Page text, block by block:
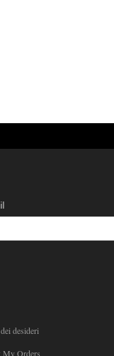
desideri
My Orders